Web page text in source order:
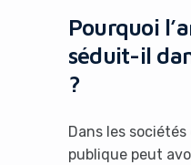
Pourquoi
séduit-il
?
Dans les sociétés
publique peut